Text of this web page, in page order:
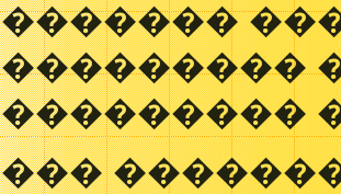
�������
���������
���������
���